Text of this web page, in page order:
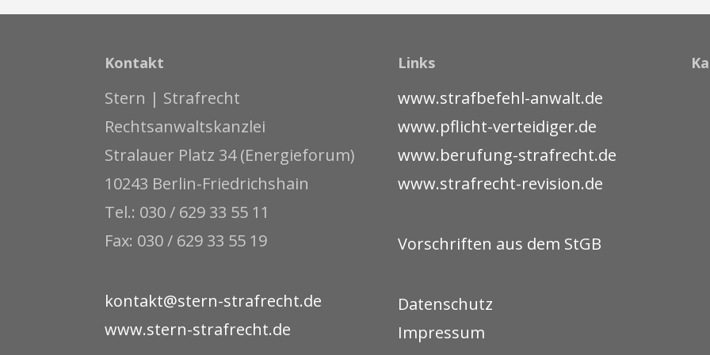
Kontakt
Stern | Strafrecht
Rechtsanwaltskanzlei
Stralauer Platz 34 (Energieforum)
10243 Berlin-Friedrichshain
Tel.: 030 / 629 33 55 11
Fax: 030 / 629 33 55 19
kontakt@stern-strafrecht.de
www.stern-strafrecht.de
Links
www.strafbefehl-anwalt.de
www.pflicht-verteidiger.de
www.berufung-strafrecht.de
www.strafrecht-revision.de
Vorschriften aus dem StGB
Datenschutz
Impressum